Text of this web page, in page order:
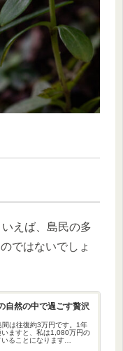
えば、島民の多
ではないでしょ
自然の中で過ごす贅沢
は往復約3万円です。1年
ますと、私は1,080万円の
ることになります